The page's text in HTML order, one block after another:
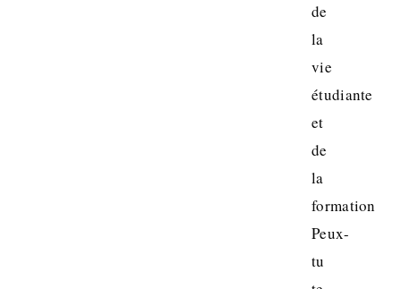
de
la
vie
étudiante
et
de
la
formation
Peux-
tu